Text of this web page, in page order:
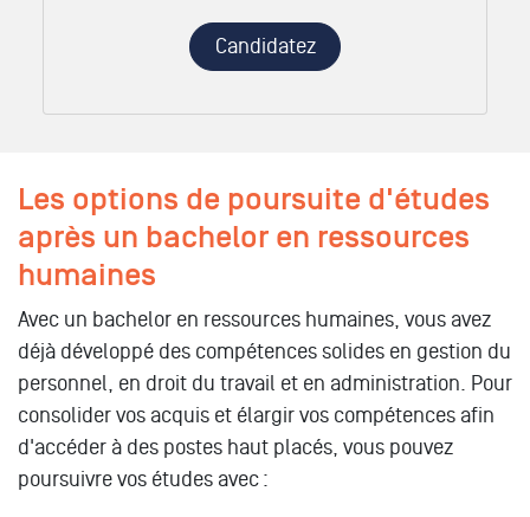
Candidatez
Les options de poursuite d'études
après un bachelor en ressources
humaines
Avec un bachelor en ressources humaines, vous avez
déjà développé des compétences solides en gestion du
personnel, en droit du travail et en administration. Pour
consolider vos acquis et élargir vos compétences afin
d'accéder à des postes haut placés, vous pouvez
poursuivre vos études avec :